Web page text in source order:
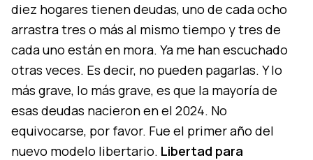
diez hogares tienen deudas, uno de cada ocho
arrastra tres o más al mismo tiempo y tres de
cada uno están en mora. Ya me han escuchado
otras veces. Es decir, no pueden pagarlas. Y lo
más grave, lo más grave, es que la mayoría de
esas deudas nacieron en el 2024. No
equivocarse, por favor. Fue el primer año del
nuevo modelo libertario. Libertad para